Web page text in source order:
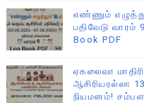
எண்ணும்
பதிவேடு
Book PDF
ஏகலைவா
ஆசிரியரல்லா
நியமனம்!